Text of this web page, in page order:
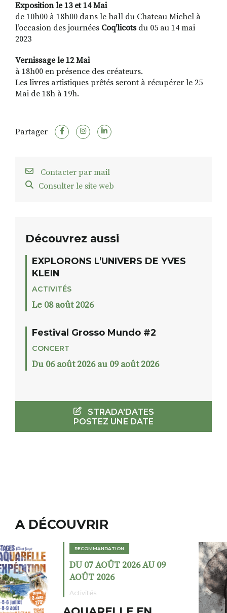
Exposition le13 et 14 Mai
de 10h00 à 18h00 dans le hall du Chateau Michel à
l’occasion des journées Coq’licots du 05 au 14 mai
2023
Vernissage le 12 Mai
à 18h00 en présence des créateurs.
Les livres artistiques prêtés seront à récupérer le 25
Mai de 18h à 19h.
Partager
Contacter par mail
Consulter le site web
Découvrez aussi
EXPLORONS L’UNIVERS DE YVES
KLEIN
ACTIVITÉS
Le 08 août 2026
Festival Grosso Mundo #2
CONCERT
Du 06 août 2026 au 09 août 2026
STRADA'DATES
POSTEZ UNE DATE
A DÉCOUVRIR
RECOMMANDATION
DU 02 AOÛT 2026 AU 23
AOÛT 2026
Expositions